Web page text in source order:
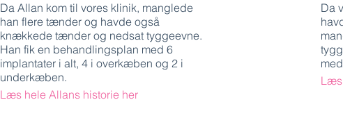
Da Allan kom til vores klinik, manglede
han flere tænder og havde også
knækkede tænder og nedsat tyggeevne.
Han fik en behandlingsplan med 6
implantater i alt, 4 i overkæben og 2 i
underkæben.
Læs hele Allans historie her
Da
Læs